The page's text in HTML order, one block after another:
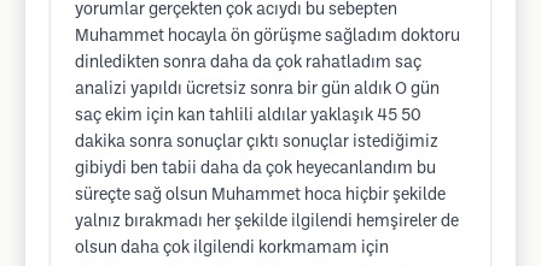
yorumlar gerçekten çok acıydı bu sebepten
Muhammet hocayla ön görüşme sağladım doktoru
dinledikten sonra daha da çok rahatladım saç
analizi yapıldı ücretsiz sonra bir gün aldık O gün
saç ekim için kan tahlili aldılar yaklaşık 45 50
dakika sonra sonuçlar çıktı sonuçlar istediğimiz
gibiydi ben tabii daha da çok heyecanlandım bu
süreçte sağ olsun Muhammet hoca hiçbir şekilde
yalnız bırakmadı her şekilde ilgilendi hemşireler de
olsun daha çok ilgilendi korkmamam için